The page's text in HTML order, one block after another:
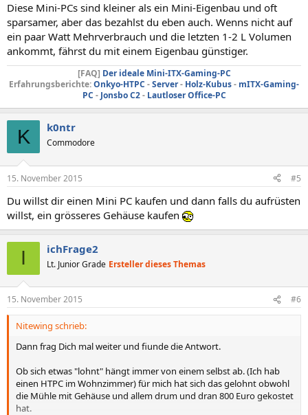
Diese Mini-PCs sind kleiner als ein Mini-Eigenbau und oft
sparsamer, aber das bezahlst du eben auch. Wenns nicht auf
ein paar Watt Mehrverbrauch und die letzten 1-2 L Volumen
ankommt, fährst du mit einem Eigenbau günstiger.
[FAQ] Der ideale Mini-ITX-Gaming-PC
Erfahrungsberichte:Onkyo-HTPC -Server- Holz-Kubus- mITX-Gaming-
PC - Jonsbo C2- Lautloser Office-PC
K k0ntr
Commodore
15. November 2015 #5
Du willst dir einen Mini PC kaufen und dann falls du aufrüsten
willst, ein grösseres Gehäuse kaufen
I ichFrage2
Lt. Junior Grade Ersteller dieses Themas
15. November 2015 #6
Nitewing schrieb:
Dann frag Dich mal weiter und fiunde die Antwort.
Ob sich etwas "lohnt" hängt immer von einem selbst ab. (Ich hab
einen HTPC im Wohnzimmer) für mich hat sich das gelohnt obwohl
die Mühle mit Gehäuse und allem drum und dran 800 Euro gekostet
hat.